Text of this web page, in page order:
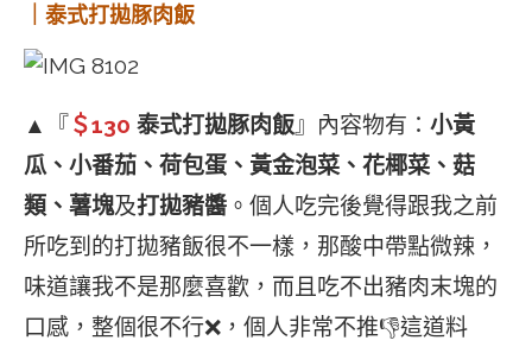
｜泰式打拋豚肉飯
▲『＄130 泰式打拋豚肉飯』內容物有： 小黃
瓜、小番茄、荷包蛋、黃金泡菜、花椰菜、菇
類、薯塊及打拋豬醬 。個人吃完後覺得跟我之前
所吃到的打拋豬飯很不一樣，那酸中帶點微辣，
味道讓我不是那麼喜歡，而且吃不出豬肉末塊的
口感，整個很不行❌，個人非常不推👎這道料